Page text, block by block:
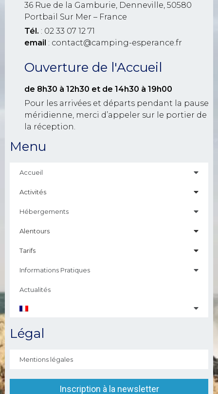
36 Rue de la Gamburie, Denneville, 50580
Portbail Sur Mer – France
Tél. : 02 33 07 12 71
email : contact@camping-esperance.fr
Ouverture de l'Accueil
de 8h30 à 12h30 et de 14h30 à 19h00
Pour les arrivées et départs pendant la pause
méridienne, merci d’appeler sur le portier de
la réception.
Menu
Accueil
Activités
Hébergements
Alentours
Tarifs
Informations Pratiques
Actualités
Légal
Mentions légales